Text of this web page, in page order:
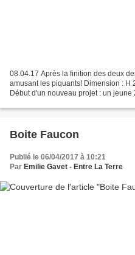
08.04.17 Après la finition des deux
amusant les piquants! Dimension : H
Début d'un nouveau projet : un
Boite Faucon
Publié le 06/04/2017 à 10:21
Par Emilie Gavet - Entre La Terre